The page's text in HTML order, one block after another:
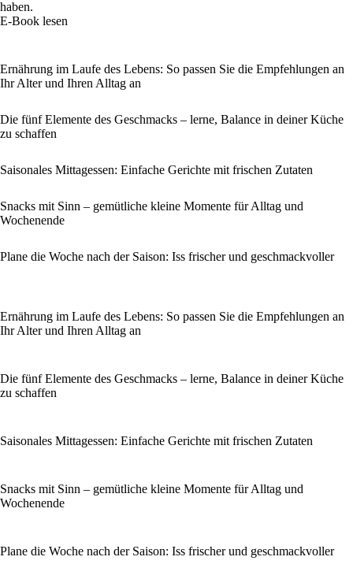
haben.
E-Book lesen
Ernährung im Laufe des Lebens: So passen Sie die Empfehlungen an
Ihr Alter und Ihren Alltag an
Die fünf Elemente des Geschmacks – lerne, Balance in deiner Küche
zu schaffen
Saisonales Mittagessen: Einfache Gerichte mit frischen Zutaten
Snacks mit Sinn – gemütliche kleine Momente für Alltag und
Wochenende
Plane die Woche nach der Saison: Iss frischer und geschmackvoller
Ernährung im Laufe des Lebens: So passen Sie die Empfehlungen an
Ihr Alter und Ihren Alltag an
Die fünf Elemente des Geschmacks – lerne, Balance in deiner Küche
zu schaffen
Saisonales Mittagessen: Einfache Gerichte mit frischen Zutaten
Snacks mit Sinn – gemütliche kleine Momente für Alltag und
Wochenende
Plane die Woche nach der Saison: Iss frischer und geschmackvoller